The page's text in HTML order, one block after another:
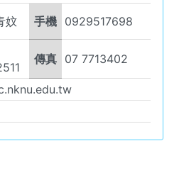
妏 手機 0929517698
傳真 07 7713402